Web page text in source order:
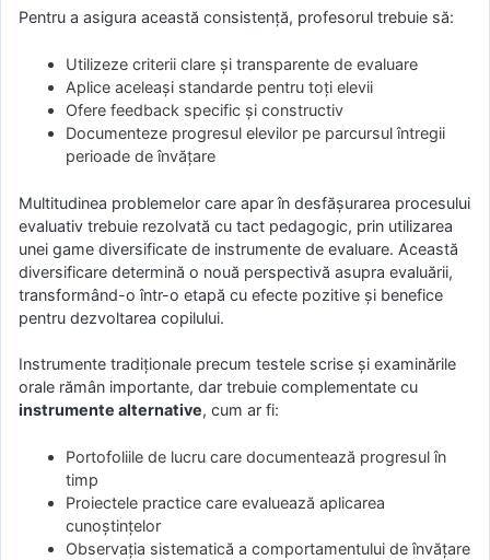
Pentru a asigura această consistență, profesorul trebuie să:
Utilizeze criterii clare și transparente de evaluare
Aplice aceleași standarde pentru toți elevii
Ofere feedback specific și constructiv
Documenteze progresul elevilor pe parcursul întregii
perioade de învățare
Multitudinea problemelor care apar în desfășurarea procesului
evaluativ trebuie rezolvată cu tact pedagogic, prin utilizarea
unei game diversificate de instrumente de evaluare. Această
diversificare determină o nouă perspectivă asupra evaluării,
transformând-o într-o etapă cu efecte pozitive și benefice
pentru dezvoltarea copilului.
Instrumente tradiționale precum testele scrise și examinările
orale rămân importante, dar trebuie complementate cu
instrumente alternative, cum ar fi:
Portofoliile de lucru care documentează progresul în
timp
Proiectele practice care evaluează aplicarea
cunoștințelor
Observația sistematică a comportamentului de învățare